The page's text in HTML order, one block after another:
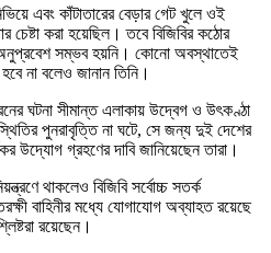
এবং কাঁটাতারের বেড়ার গেট খুলে ওই
চেষ্টা করা হয়েছিল। তবে বিজিবির কঠোর
অনুপ্রবেশ সম্ভব হয়নি। কোনো অবস্থাতেই
না বলেও জানান তিনি।
ঘটনা সীমান্ত এলাকায় উদ্বেগ ও উৎকণ্ঠা
পুনরাবৃত্তি না ঘটে, সে জন্য দুই দেশের
উদ্যোগ গ্রহণের দাবি জানিয়েছেন তারা।
থাকলেও বিজিবি সর্বোচ্চ সতর্ক
বাহিনীর মধ্যে যোগাযোগ অব্যাহত রয়েছে
রয়েছেন।